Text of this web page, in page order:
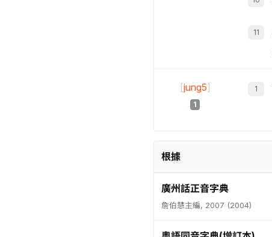
[jung5]
1
根據
廣州話正音字典
詹伯慧主編, 2007 (2004)